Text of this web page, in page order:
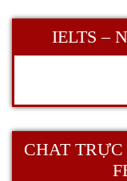
IELTS –
CHAT